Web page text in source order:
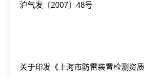
沪气发〔2007〕48号
关于印发《上海市防雷装置检测资质